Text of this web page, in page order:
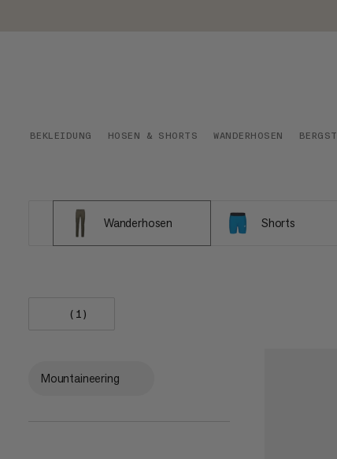
BEKLEIDUNG HOSEN & SHORTS WANDERHOSEN
Wanderhosen Shorts
(1)
Mountaineering